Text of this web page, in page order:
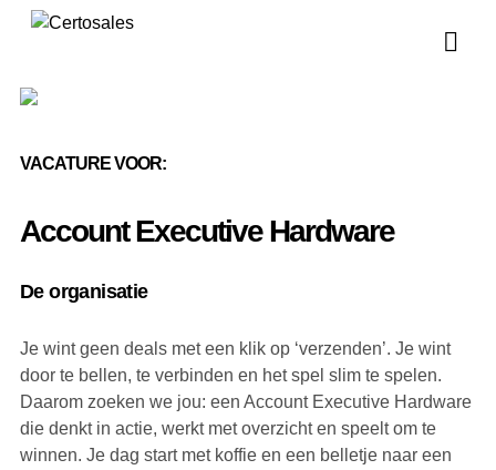
VACATURE VOOR:
Account Executive Hardware
De organisatie
Je wint geen deals met een klik op ‘verzenden’. Je wint
door te bellen, te verbinden en het spel slim te spelen.
Daarom zoeken we jou: een Account Executive Hardware
die denkt in actie, werkt met overzicht en speelt om te
winnen. Je dag start met koffie en een belletje naar een